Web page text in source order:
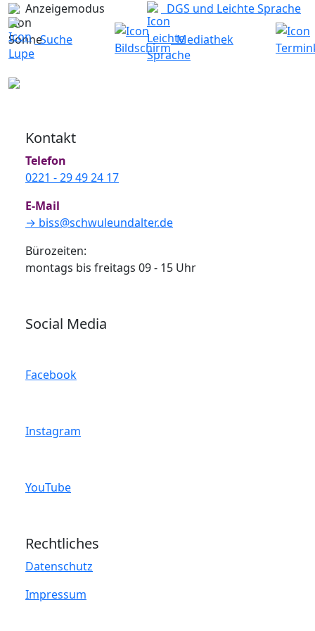
Anzeigemodus
DGS und Leichte Sprache
Suche
Mediathek
BISS e.V.
Bundesinteressenvertretung schwuler Senioren
e.V.
Kontakt
Telefon
0221 - 29 49 24 17
E-Mail
→ biss@schwuleundalter.de
Bürozeiten:
montags bis freitags 09 - 15 Uhr
Social Media
Facebook
Instagram
YouTube
Rechtliches
Datenschutz
Impressum